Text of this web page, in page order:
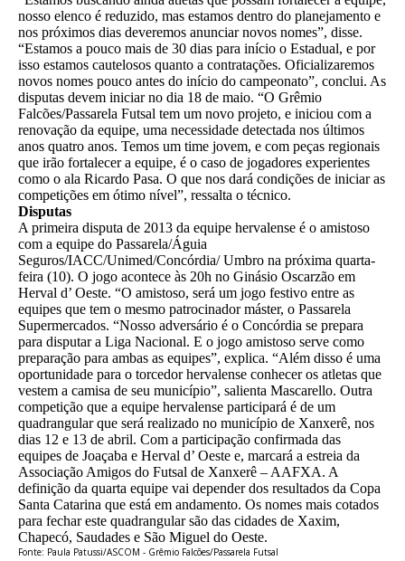
nosso elenco é reduzido, mas estamos dentro do planejamento e
nos próximos dias deveremos anunciar novos nomes”, disse.
“Estamos a pouco mais de 30 dias para início o Estadual, e por
isso estamos cautelosos quanto a contratações. Oficializaremos
novos nomes pouco antes do início do campeonato”, conclui. As
disputas devem iniciar no dia 18 de maio. “O Grêmio
Falcões/Passarela Futsal tem um novo projeto, e iniciou com a
renovação da equipe, uma necessidade detectada nos últimos
anos quatro anos. Temos um time jovem, e com peças regionais
que irão fortalecer a equipe, é o caso de jogadores experientes
como o ala Ricardo Pasa. O que nos dará condições de iniciar as
competições em ótimo nível”, ressalta o técnico.
Disputas
A primeira disputa de 2013 da equipe hervalense é o amistoso
com a equipe do Passarela/Águia
Seguros/IACC/Unimed/Concórdia/ Umbro na próxima quarta-
feira (10). O jogo acontece às 20h no Ginásio Oscarzão em
Herval d’ Oeste. “O amistoso, será um jogo festivo entre as
equipes que tem o mesmo patrocinador máster, o Passarela
Supermercados. “Nosso adversário é o Concórdia se prepara
para disputar a Liga Nacional. E o jogo amistoso serve como
preparação para ambas as equipes”, explica. “Além disso é uma
oportunidade para o torcedor hervalense conhecer os atletas que
vestem a camisa de seu município”, salienta Mascarello. Outra
competição que a equipe hervalense participará é de um
quadrangular que será realizado no município de Xanxerê, nos
dias 12 e 13 de abril. Com a participação confirmada das
equipes de Joaçaba e Herval d’ Oeste e, marcará a estreia da
Associação Amigos do Futsal de Xanxerê – AAFXA. A
definição da quarta equipe vai depender dos resultados da Copa
Santa Catarina que está em andamento. Os nomes mais cotados
para fechar este quadrangular são das cidades de Xaxim,
Chapecó, Saudades e São Miguel do Oeste.
Fonte: Paula Patussi/ASCOM - Grêmio Falcões/Passarela Futsal